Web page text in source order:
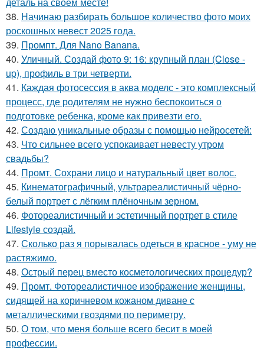
38. Начинаю разбирать большое количество фото моих
роскошных невест 2025 года.
39. Промпт. Для Nano Banana.
40. Уличный. Создай фото 9: 16: крупный план (Close -
up), профиль в три четверти.
41. Каждая фотосессия в аква моделс - это комплексный
процесс, где родителям не нужно беспокоиться о
подготовке ребенка, кроме как привезти его.
42. Создаю уникальные образы с помощью нейросетей:
43. Что сильнее всего успокаивает невесту утром
свадьбы?
44. Промт. Сохрани лицо и натуральный цвет волос.
45. Кинематографичный, ультрареалистичный чёрно-
белый портрет с лёгким плёночным зерном.
46. Фотореалистичный и эстетичный портрет в стиле
Lifestyle создай.
47. Сколько раз я порывалась одеться в красное - уму не
растяжимо.
48. Острый перец вместо косметологических процедур?
49. Промт. Фотореалистичное изображение женщины,
сидящей на коричневом кожаном диване с
металлическими гвоздями по периметру.
50. О том, что меня больше всего бесит в моей
профессии.